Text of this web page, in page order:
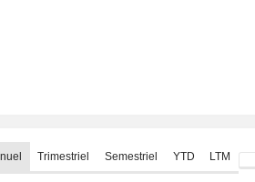
Trimestriel Semestriel YTD LTM